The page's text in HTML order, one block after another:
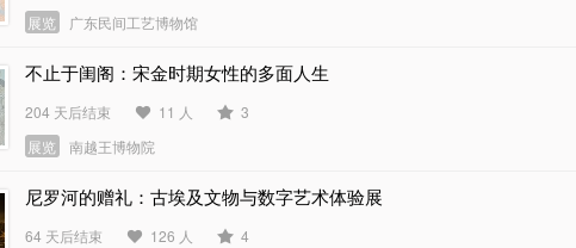
展览
广东民间工艺博物馆
不止于闺阁：宋金时期女性的多面人生
204 天后结束 11 人
3
展览
南越王博物院
尼罗河的赠礼：古埃及文物与数字艺术体验展
64 天后结束 126 人
4